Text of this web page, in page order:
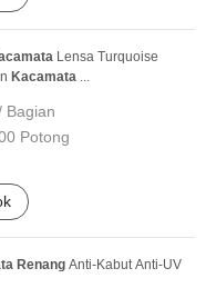
Lensa Turquoise
Kacamata ...
Bagian
Potong
Renang Anti-Kabut Anti-UV